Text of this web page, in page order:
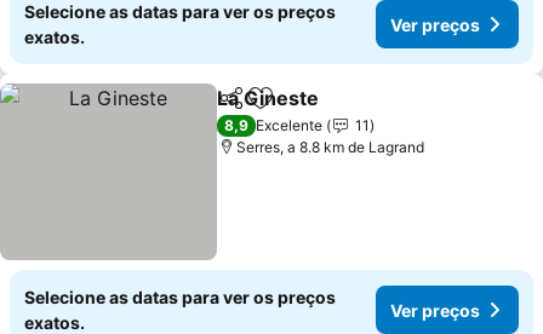
Selecione as datas para ver os preços
exatos.
Ver preços
PartilharAdicionar aos favoritos
La Gineste
8,9 Excelente
11
Serres, a 8.8 km de Lagrand
Selecione as datas para ver os preços
exatos.
Ver preços